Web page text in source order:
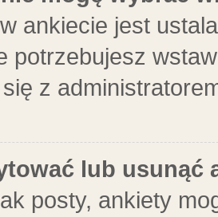
ankiecie jest
potrzebujesz
z
lub usunąć
posty, ankiety